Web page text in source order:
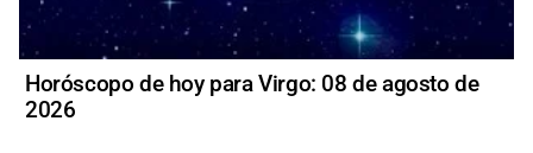
Horóscopo de hoy para Virgo: 08 de agosto de
2026